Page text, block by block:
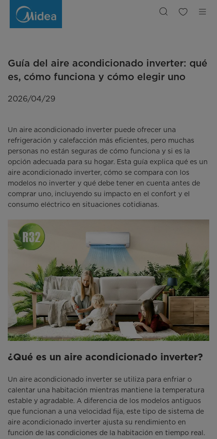
Acondicionado
Inverter:
Guía del aire acondicionado inverter: qué
es, cómo funciona y cómo elegir uno
2026/04/29
Un aire acondicionado inverter puede ofrecer una
refrigeración y calefacción más eficientes, pero muchas
personas no están seguras de cómo funciona y si es la
opción adecuada para su hogar. Esta guía explica qué es un
aire acondicionado inverter, cómo se compara con los
modelos no inverter y qué debe tener en cuenta antes de
comprar uno, incluyendo su impacto en el confort y el
consumo eléctrico en situaciones cotidianas.
¿Qué es un aire acondicionado inverter?
Un aire acondicionado inverter se utiliza para enfriar o
calentar una habitación mientras mantiene la temperatura
estable y agradable. A diferencia de los modelos antiguos
que funcionan a una velocidad fija, este tipo de sistema de
aire acondicionado inverter ajusta su rendimiento en
función de las condiciones de la habitación en tiempo real.